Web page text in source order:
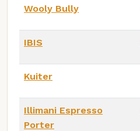
Wooly Bully
IBIS
Kuiter
Illimani Espresso
Porter